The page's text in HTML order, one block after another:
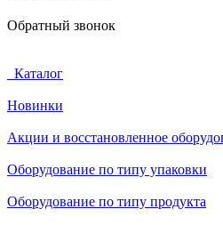
Обратный звонок
Каталог
Новинки
Акции и восстановленное
Оборудование по типу упаковки
Оборудование по типу продукта